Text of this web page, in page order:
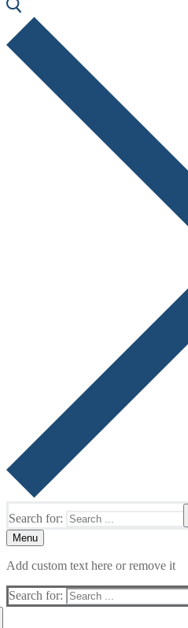
Search for:
Menu
Add custom text here or remove it
Search for: